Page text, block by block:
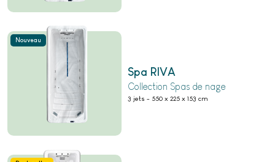
Nouveau
Spa RIVA
Collection Spas de nage
3 jets - 550 x 225 x 153 cm